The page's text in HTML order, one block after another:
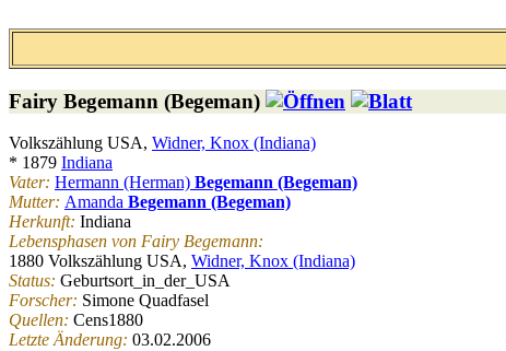
Fairy Begemann (Begeman)
Volkszählung USA, Widner, Knox (Indiana)
* 1879 Indiana
Vater: Hermann (Herman) Begemann (Begeman)
Mutter: Amanda Begemann (Begeman)
Herkunft: Indiana
Lebensphasen von Fairy Begemann:
1880 Volkszählung USA, Widner, Knox (Indiana)
Status: Geburtsort_in_der_USA
Forscher: Simone Quadfasel
Quellen: Cens1880
Letzte Änderung: 03.02.2006